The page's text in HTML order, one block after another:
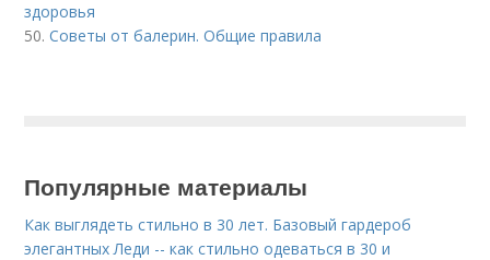
здоровья
50.Советы от балерин. Общие правила
Популярные материалы
Как выглядеть стильно в 30 лет. Базовый гардероб
элегантных Леди -- как стильно одеваться в 30 и